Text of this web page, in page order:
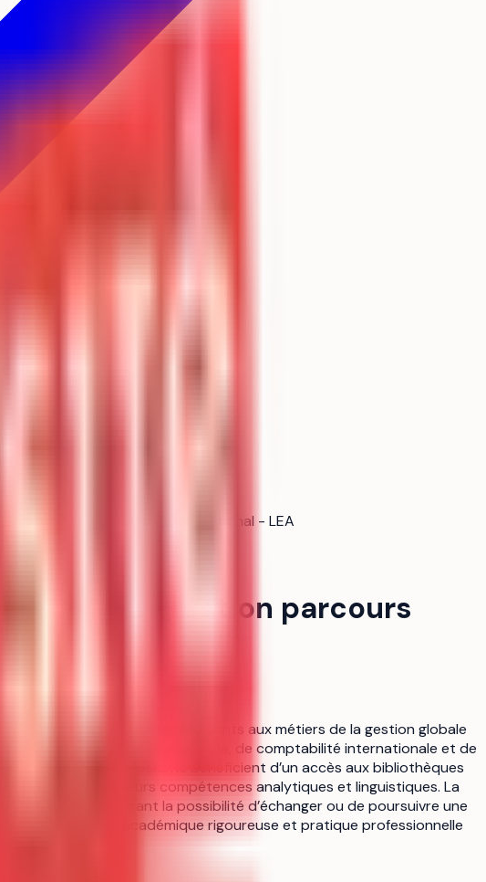
et gestion parcours international - LEA
et gestion parcours
– Lyon 2 prépare les étudiants aux métiers de la gestion globale
des cours d’analyse économique, de comptabilité internationale et de
financière. Les étudiants bénéficient d’un accès aux bibliothèques
développer leurs compétences analytiques et linguistiques. La
offrant la possibilité d’échanger ou de poursuivre une
théorie académique rigoureuse et pratique professionnelle